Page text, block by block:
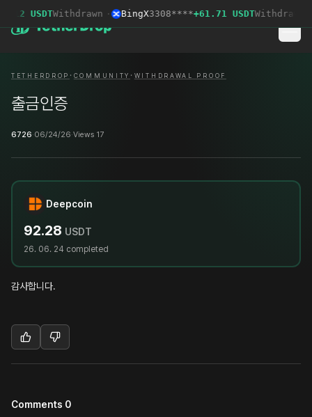
USDTWithdrawn · BingX3308****+61.71 USDTWithdrawn
TETHERDROP · COMMUNITY · WITHDRAWAL PROOF
출금인증
6726·06/24/26·Views 17
Deepcoin
92.28 USDT
26. 06. 24 completed
감사합니다.
Comments 0